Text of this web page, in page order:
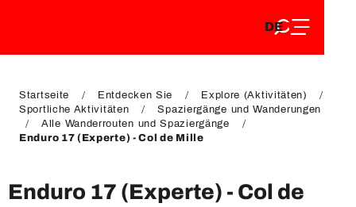
EN
DE
FR
Startseite Entdecken Sie
Explore (Aktivitäten)
Sportliche Aktivitäten
Spaziergänge und Wanderungen
Alle Wanderrouten und Spaziergänge
Enduro 17 (Experte) - Col de Mille
Enduro 17 (Experte) - Col de